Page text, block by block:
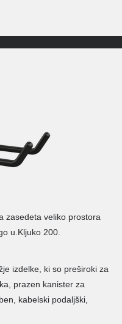
zasedeta veliko prostora
u.Kljuko 200.
izdelke, ki so preširoki za
prazen kanister za
kabelski podaljški,